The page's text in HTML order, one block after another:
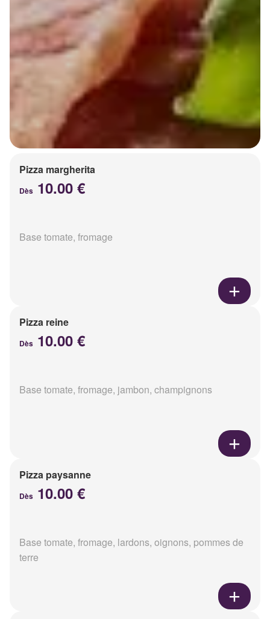
Pizza margherita
Dès 10.00 €
Base tomate, fromage
Pizza reine
Dès 10.00 €
Base tomate, fromage, jambon, champignons
Pizza paysanne
Dès 10.00 €
Base tomate, fromage, lardons, oignons, pommes de
terre